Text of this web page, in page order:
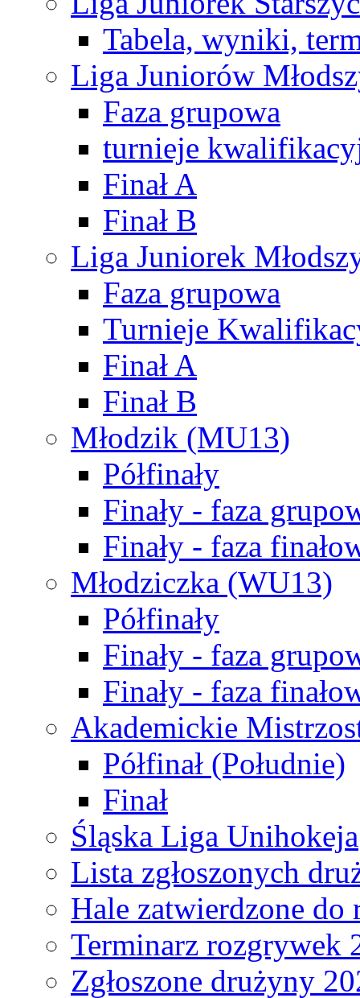
Tabela, wyniki,
Liga Juniorów
Faza grupowa
turnieje
Finał A
Finał B
Liga Juniorek
Faza grupowa
Turnieje
Finał A
Finał B
Młodzik (MU13)
Półfinały
Finały - faza
Finały - faza
Młodziczka (WU13)
Półfinały
Finały - faza
Finały - faza
Akademickie
Półfinał (Południe)
Finał
Śląska Liga Unihokeja
Lista zgłoszonych
Hale zatwierdzone do
Terminarz rozgrywek
Zgłoszone drużyny